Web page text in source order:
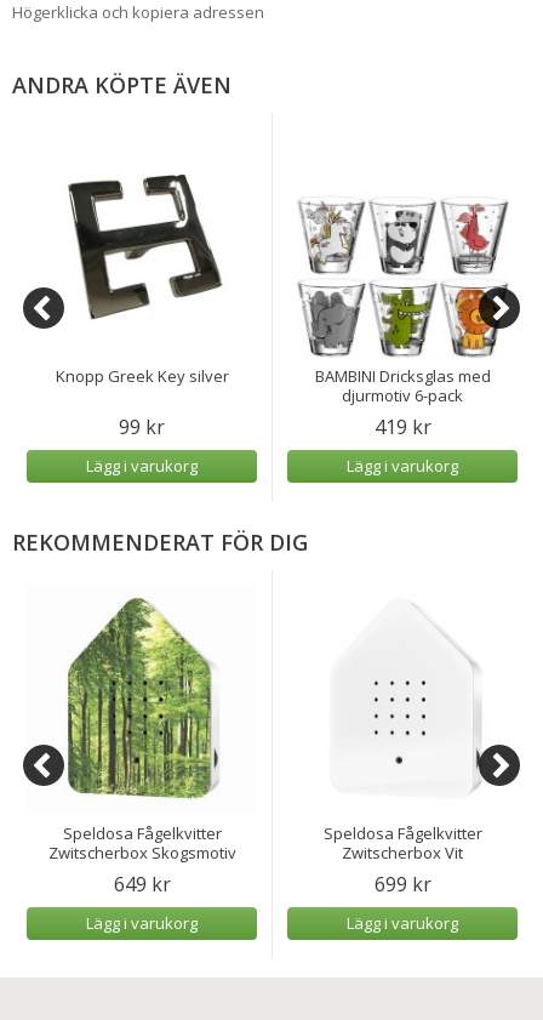
Högerklicka och kopiera adressen
ANDRA KÖPTE ÄVEN
Knopp Greek Key silver
99 kr
Lägg i varukorg
BAMBINI Dricksglas med
djurmotiv 6-pack
419 kr
Lägg i varukorg
REKOMMENDERAT FÖR DIG
Speldosa Fågelkvitter
Zwitscherbox Skogsmotiv
649 kr
Lägg i varukorg
Speldosa Fågelkvitter
Zwitscherbox Vit
699 kr
Lägg i varukorg